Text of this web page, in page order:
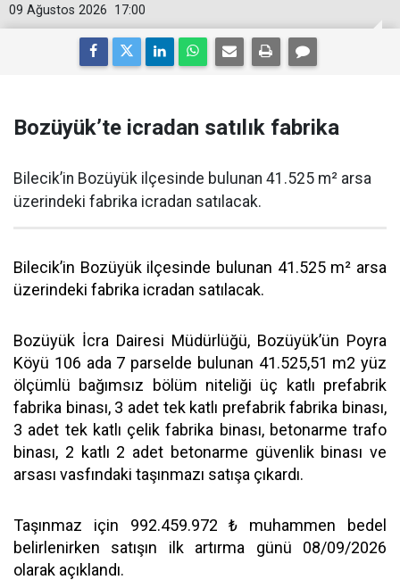
17:00
09 Ağustos 2026
Bozüyük’te icradan satılık fabrika
Bilecik’in Bozüyük ilçesinde bulunan 41.525 m² arsa
üzerindeki fabrika icradan satılacak.
Bilecik’in Bozüyük ilçesinde bulunan 41.525 m² arsa
üzerindeki fabrika icradan satılacak.
Bozüyük İcra Dairesi Müdürlüğü, Bozüyük’ün Poyra
Köyü 106 ada 7 parselde bulunan 41.525,51 m2 yüz
ölçümlü bağımsız bölüm niteliği üç katlı prefabrik
fabrika binası, 3 adet tek katlı prefabrik fabrika binası,
3 adet tek katlı çelik fabrika binası, betonarme trafo
binası, 2 katlı 2 adet betonarme güvenlik binası ve
arsası vasfındaki taşınmazı satışa çıkardı.
Taşınmaz için 992.459.972 ₺ muhammen bedel
belirlenirken satışın ilk artırma günü 08/09/2026
olarak açıklandı.